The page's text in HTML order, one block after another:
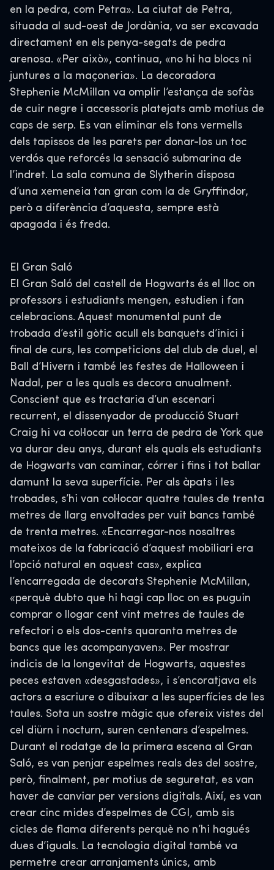
en la pedra, com Petra». La ciutat de Petra,
situada al sud-oest de Jordània, va ser excavada
directament en els penya-segats de pedra
arenosa. «Per això», continua, «no hi ha blocs ni
juntures a la maçoneria». La decoradora
Stephenie McMillan va omplir l’estança de sofàs
de cuir negre i accessoris platejats amb motius de
caps de serp. Es van eliminar els tons vermells
dels tapissos de les parets per donar-los un toc
verdós que reforcés la sensació submarina de
l’indret. La sala comuna de Slytherin disposa
d’una xemeneia tan gran com la de Gryffindor,
però a diferència d’aquesta, sempre està
apagada i és freda.
El Gran Saló
El Gran Saló del castell de Hogwarts és el lloc on
professors i estudiants mengen, estudien i fan
celebracions. Aquest monumental punt de
trobada d’estil gòtic acull els banquets d’inici i
final de curs, les competicions del club de duel, el
Ball d’Hivern i també les festes de Halloween i
Nadal, per a les quals es decora anualment.
Conscient que es tractaria d’un escenari
recurrent, el dissenyador de producció Stuart
Craig hi va col·locar un terra de pedra de York que
va durar deu anys, durant els quals els estudiants
de Hogwarts van caminar, córrer i fins i tot ballar
damunt la seva superfície. Per als àpats i les
trobades, s’hi van col·locar quatre taules de trenta
metres de llarg envoltades per vuit bancs també
de trenta metres. «Encarregar-nos nosaltres
mateixos de la fabricació d’aquest mobiliari era
l’opció natural en aquest cas», explica
l’encarregada de decorats Stephenie McMillan,
«perquè dubto que hi hagi cap lloc on es puguin
comprar o llogar cent vint metres de taules de
refectori o els dos-cents quaranta metres de
bancs que les acompanyaven». Per mostrar
indicis de la longevitat de Hogwarts, aquestes
peces estaven «desgastades», i s’encoratjava els
actors a escriure o dibuixar a les superfícies de les
taules. Sota un sostre màgic que ofereix vistes del
cel diürn i nocturn, suren centenars d’espelmes.
Durant el rodatge de la primera escena al Gran
Saló, es van penjar espelmes reals des del sostre,
però, finalment, per motius de seguretat, es van
haver de canviar per versions digitals. Així, es van
crear cinc mides d’espelmes de CGI, amb sis
cicles de flama diferents perquè no n’hi hagués
dues d’iguals. La tecnologia digital també va
permetre crear arranjaments únics, amb